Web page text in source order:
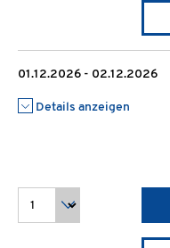
01.12.2026 - 02.12.2026
Details anzeigen